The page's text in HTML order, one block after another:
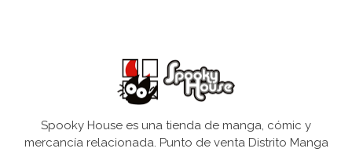
Spooky House es una tienda de manga, cómic y
mercancía relacionada. Punto de venta Distrito Manga